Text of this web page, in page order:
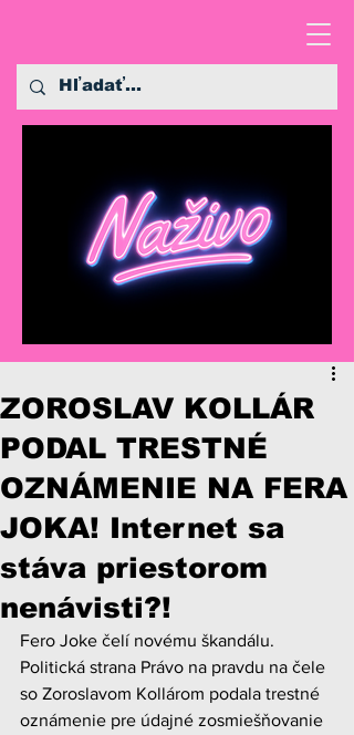
ZOROSLAV KOLLÁR
PODAL TRESTNÉ
OZNÁMENIE NA FERA
JOKA! Internet sa
stáva priestorom
nenávisti?!
Fero Joke čelí novému škandálu.
Politická strana Právo na pravdu na čele
so Zoroslavom Kollárom podala trestné
oznámenie pre údajné zosmiešňovanie